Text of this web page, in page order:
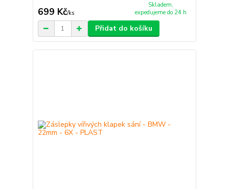
699 Kč/ks
Skladem,
expedujeme do 24 h
Přidat do košíku